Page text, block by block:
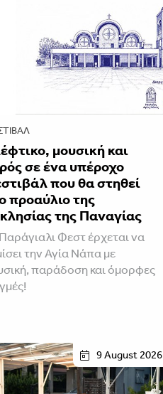
μουσική και
σε ένα υπέροχο
που θα στηθεί
προαύλιο της
της Παναγίας
Φεστ έρχεται να
την Αγία Νάπα με
παράδοση και όμορφες
9 August 2026